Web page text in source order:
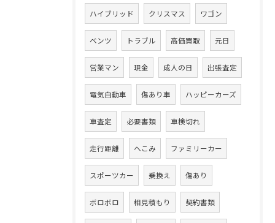
ハイブリッド クリスマス ワゴン
ベンツ トラブル 高価買取 元日
営業マン 現金 成人の日 出張査定
電気自動車 傷あり車 ハッピーカーズ
車査定 必要書類 車検切れ
走行距離 へこみ ファミリーカー
スポーツカー 乗換え 傷あり
ボロボロ 相見積もり 契約書類